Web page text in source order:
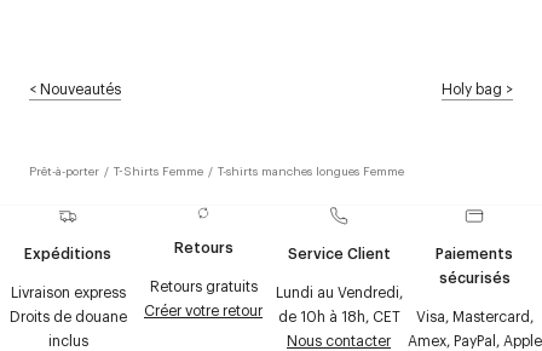
<Nouveautés Holy bag >
Prêt-à-porter / T-Shirts Femme / T-shirts manches longues Femme
Expéditions
Livraison express
Droits de douane
inclus
Retours
Retours gratuits
Créer votre retour
Service Client
Lundi au Vendredi,
de 10h à 18h, CET
Nous contacter
Paiements
sécurisés
Visa, Mastercard,
Amex, PayPal, Apple